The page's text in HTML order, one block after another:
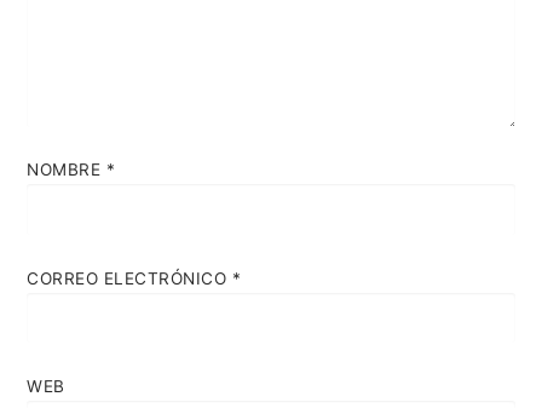
NOMBRE *
CORREO ELECTRÓNICO *
WEB